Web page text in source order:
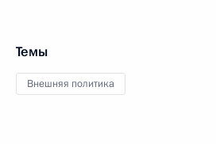
Темы
Внешняя политика